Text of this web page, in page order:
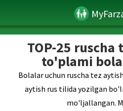
TOP-25
to'plami
Bolalar uchun ruscha tez
aytish rus tilida yozilgan
mo'ljallangan.